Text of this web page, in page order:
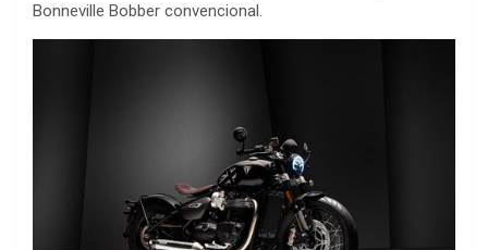
Bonneville Bobber convencional.